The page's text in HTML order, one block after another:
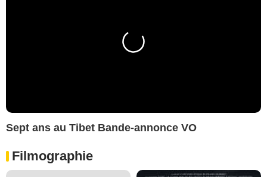
Sept ans au Tibet Bande-annonce VO
Filmographie